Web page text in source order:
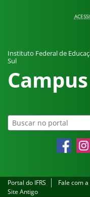
Instituto Federal de
Sul
Facebook
Portal do IFRS Fale com
Site Antigo